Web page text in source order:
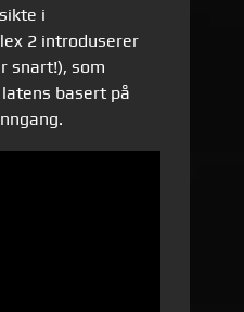
i
2 introduserer
snart!), som
basert på